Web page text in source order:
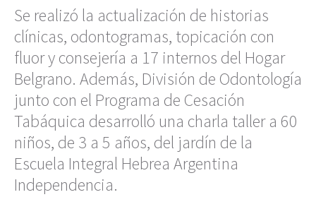
Se realizó la actualización de historias
clínicas, odontogramas, topicación con
fluor y consejería a 17 internos del Hogar
Belgrano. Además, División de Odontología
junto con el Programa de Cesación
Tabáquica desarrolló una charla taller a 60
niños, de 3 a 5 años, del jardín de la
Escuela Integral Hebrea Argentina
Independencia.